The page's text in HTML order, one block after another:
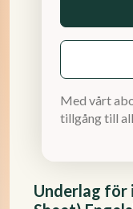
Underlag för
Med vårt
tillgång till